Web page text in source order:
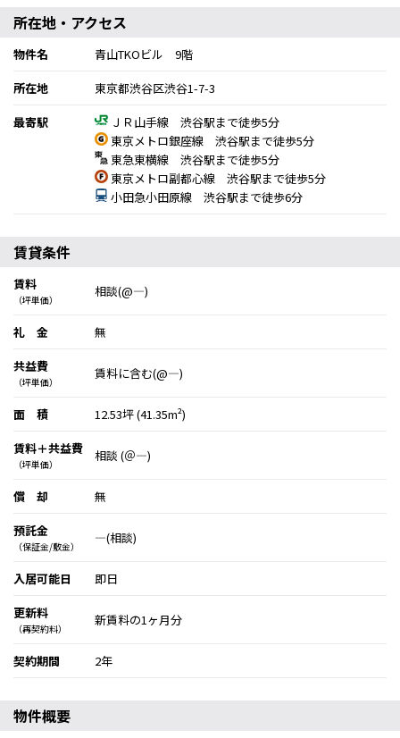
所在地・アクセス
物件名
青山TKOビル 9階
所在地
東京都渋谷区渋谷1-7-3
最寄駅
ＪＲ山手線 渋谷駅まで徒歩5分
東京メトロ銀座線 渋谷駅まで徒歩5分
東急東横線 渋谷駅まで徒歩5分
東京メトロ副都心線 渋谷駅まで徒歩5分
小田急小田原線 渋谷駅まで徒歩6分
賃貸条件
賃料
（坪単価）
相談(@―)
礼 金
無
共益費
（坪単価）
賃料に含む(@―)
面 積
12.53坪 (41.35m²)
賃料＋共益費
（坪単価）
相談 (＠―)
償 却
無
預託金
（保証金/敷金）
―(相談)
入居可能日
即日
更新料
（再契約料）
新賃料の1ヶ月分
契約期間 2年
物件概要